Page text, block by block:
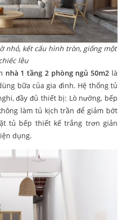
nhỏ, kết cấu hình tròn, giống một
lều
nhà 1 tầng 2 phòng ngủ 50m2 là
bữa của gia đình. Hệ thống tủ
đầy đủ thiết bị: Lò nướng, bếp
làm tủ kịch trần để giảm bớt
tủ bếp thiết kế trắng trơn giản
dụng.